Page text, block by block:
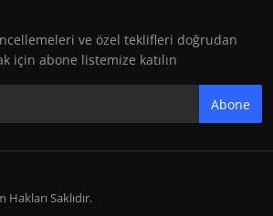
ve özel teklifleri doğrudan
için abone listemize katılın
Abone
Saklıdır.